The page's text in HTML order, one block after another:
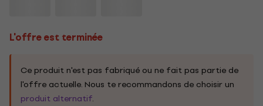
L'offre est terminée
Ce produit n'est pas fabriqué ou ne fait pas partie de
l'offre actuelle. Nous te recommandons de choisir un
produit alternatif.